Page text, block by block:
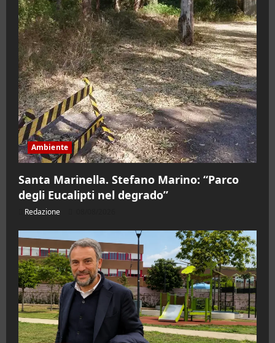
Ambiente
Santa Marinella. Stefano Marino: “Parco
degli Eucalipti nel degrado”
Redazione